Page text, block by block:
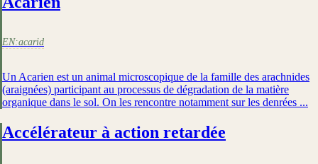
EN:acarid
Un Acarien est un animal microscopique de la famille des arachnides
(araignées) participant au processus de dégradation de la matière
organique dans le sol. On les rencontre notamment sur les denrées ...
Accélérateur à action retardée